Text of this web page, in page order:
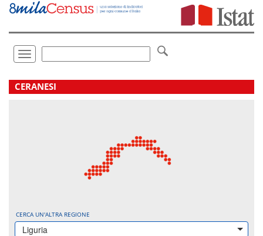
Vai
direttamente
Toggle
navigation
.
CERANESI
CERCA UN'ALTRA REGIONE
Liguria